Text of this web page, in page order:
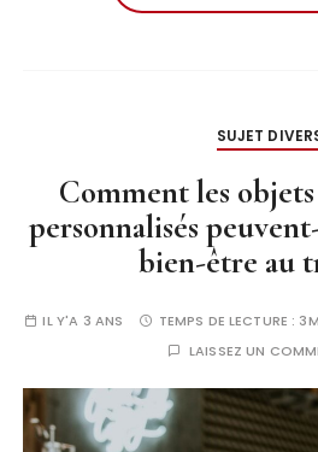
SUJET
Comment les
personnalisés
bien-être au
IL Y'A 3 ANS TEMPS DE LECTURE :
LAISSEZ UN